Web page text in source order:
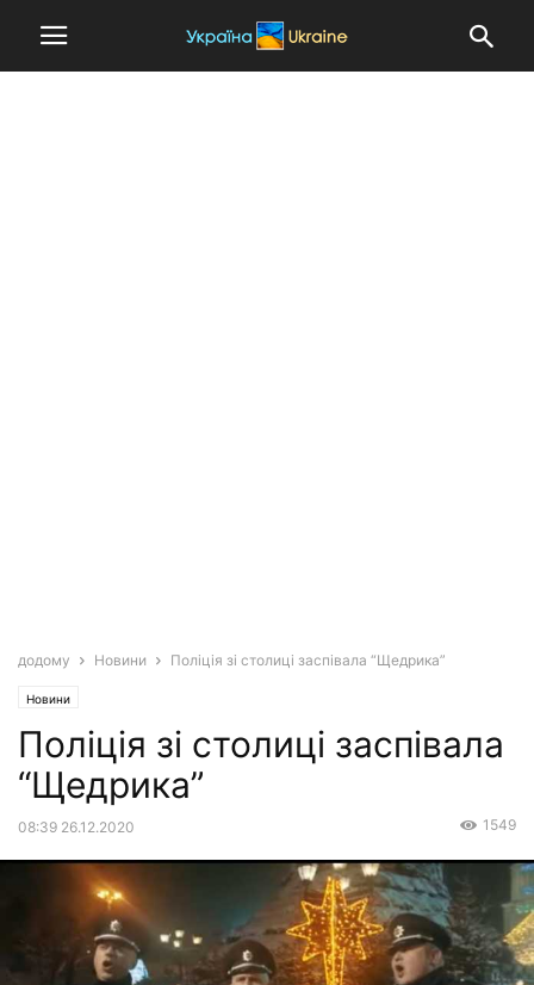
додому Новини Поліція зі столиці заспівала “Щедрика”
Новини
Поліція зі столиці заспівала
“Щедрика”
08:39 26.12.2020 1549